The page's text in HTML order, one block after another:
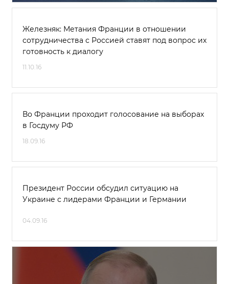
Железняк: Метания Франции в отношении
сотрудничества с Россией ставят под вопрос их
готовность к диалогу
11.10.16
Во Франции проходит голосование на выборах
в Госдуму РФ
18.09.16
Президент России обсудил ситуацию на
Украине с лидерами Франции и Германии
04.09.16